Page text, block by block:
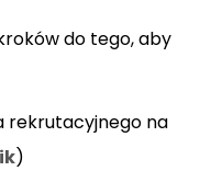
do tego, aby
rekrutacyjnego na
)